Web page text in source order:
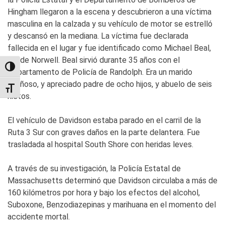
TOGGLE HIGH CONTRAST
TOGGLE FONT SIZE
Hingham llegaron a la escena y descubrieron a una víctima
masculina en la calzada y su vehículo de motor se estrelló
y descansó en la mediana. La víctima fue declarada
fallecida en el lugar y fue identificado como Michael Beal,
61, de Norwell. Beal sirvió durante 35 años con el
Departamento de Policía de Randolph. Era un marido
cariñoso, y apreciado padre de ocho hijos, y abuelo de seis
nietos.
El vehículo de Davidson estaba parado en el carril de la
Ruta 3 Sur con graves daños en la parte delantera. Fue
trasladada al hospital South Shore con heridas leves.
A través de su investigación, la Policía Estatal de
Massachusetts determinó que Davidson circulaba a más de
160 kilómetros por hora y bajo los efectos del alcohol,
Suboxone, Benzodiazepinas y marihuana en el momento del
accidente mortal.